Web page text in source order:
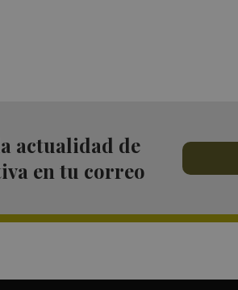
actualidad de
en tu correo